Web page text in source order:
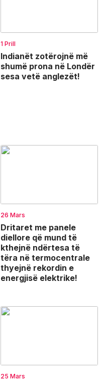
1 Prill
Indianët zotërojnë më
shumë prona në Londër
sesa vetë anglezët!
26 Mars
Dritaret me panele
diellore që mund të
kthejnë ndërtesa të
tëra në termocentrale
thyejnë rekordin e
energjisë elektrike!
25 Mars